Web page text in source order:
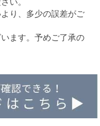
り、多少の誤差がご
ます。予めご了承の